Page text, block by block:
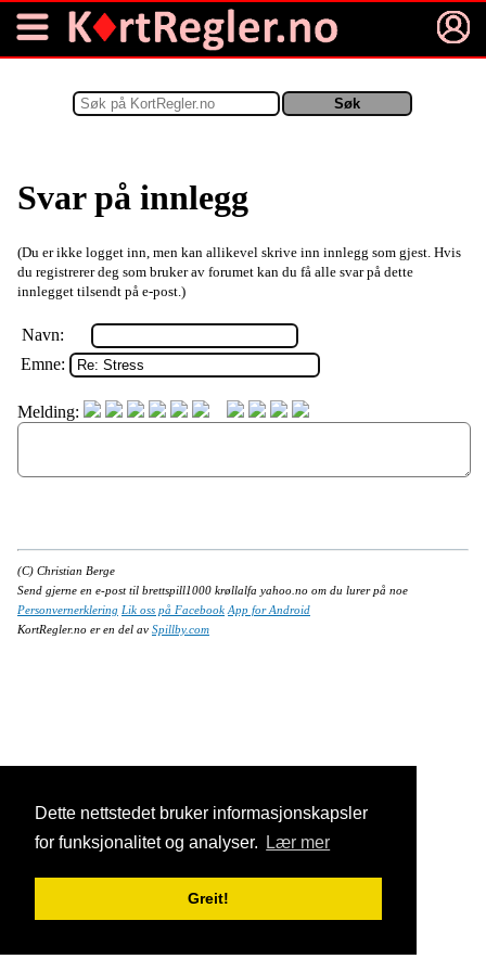
Dette nettstedet bruker informasjonskapsler
for funksjonalitet og analyser.
Lær mer
Greit!
Svar på innlegg
(Du er ikke logget inn, men kan allikevel skrive inn innlegg som gjest. Hvis
du registrerer deg som bruker av forumet kan du få alle svar på dette
innlegget tilsendt på e-post.)
Navn:
Emne:
Melding:
(C) Christian Berge
Send gjerne en e-post til brettspill1000 krøllalfa yahoo.no om du lurer på noe
Personvernerklering Lik oss på Facebook App for Android
KortRegler.no er en del av Spillby.com